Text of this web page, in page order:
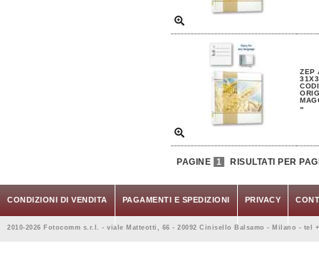
ZEP
»
PAGINE 1 RISULTATI PER
CONDIZIONI DI VENDITA PAGAMENTI E SPEDIZIONI PRIVACY
2010-2026 Fotocomm s.r.l. - viale Matteotti, 66 - 20092 Cinisello Balsamo - Milano - tel